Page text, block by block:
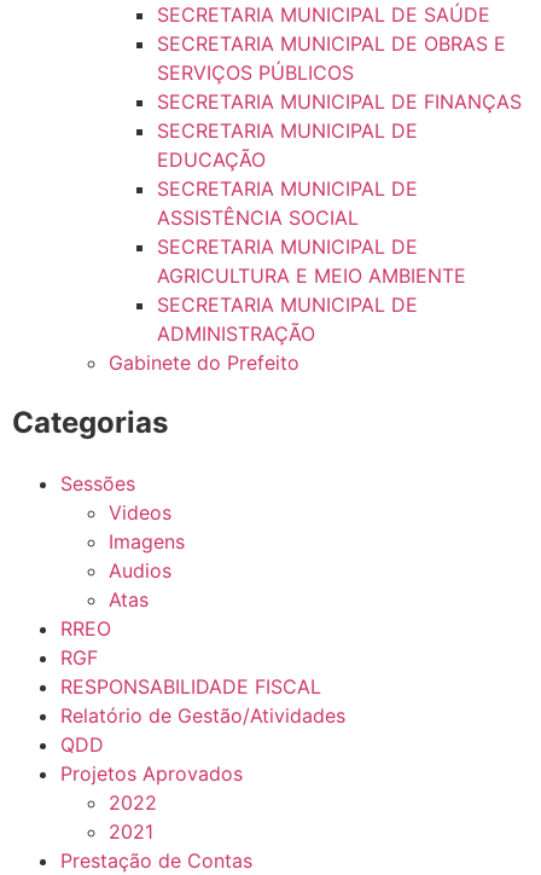
SECRETARIA MUNICIPAL DE SAÚDE
SECRETARIA MUNICIPAL DE OBRAS E
SERVIÇOS PÚBLICOS
SECRETARIA MUNICIPAL DE FINANÇAS
SECRETARIA MUNICIPAL DE
EDUCAÇÃO
SECRETARIA MUNICIPAL DE
ASSISTÊNCIA SOCIAL
SECRETARIA MUNICIPAL DE
AGRICULTURA E MEIO AMBIENTE
SECRETARIA MUNICIPAL DE
ADMINISTRAÇÃO
Gabinete do Prefeito
Categorias
Sessões
Videos
Imagens
Audios
Atas
RREO
RGF
RESPONSABILIDADE FISCAL
Relatório de Gestão/Atividades
QDD
Projetos Aprovados
2022
2021
Prestação de Contas